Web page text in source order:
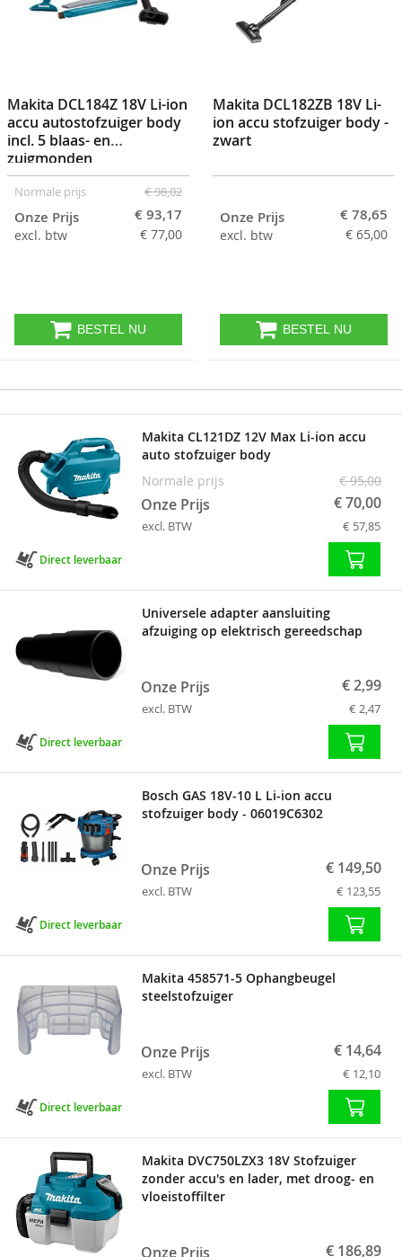
Makita DCL184Z 18V Li-ion
accu autostofzuiger body
incl. 5 blaas- en
zuigmonden
Normale prijs € 98,02
Onze Prijs € 93,17
excl. btw € 77,00
BESTEL NU
Makita DCL182ZB 18V Li-
ion accu stofzuiger body -
zwart
Onze Prijs € 78,65
excl. btw € 65,00
BESTEL NU
Makita CL121DZ 12V Max Li-ion accu
auto stofzuiger body
Normale prijs
€ 95,00
Onze Prijs € 70,00
excl. BTW € 57,85
Direct leverbaar
Universele adapter aansluiting
afzuiging op elektrisch gereedschap
Onze Prijs € 2,99
excl. BTW € 2,47
Direct leverbaar
Bosch GAS 18V-10 L Li-ion accu
stofzuiger body - 06019C6302
Onze Prijs € 149,50
excl. BTW € 123,55
Direct leverbaar
Makita 458571-5 Ophangbeugel
steelstofzuiger
Onze Prijs € 14,64
excl. BTW € 12,10
Direct leverbaar
Makita DVC750LZX3 18V Stofzuiger
zonder accu's en lader, met droog- en
vloeistoffilter
Onze Prijs € 186,89